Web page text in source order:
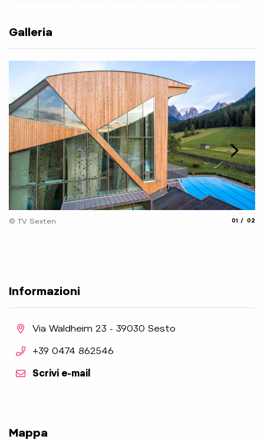
Galleria
© TV Sexten 01 02
Informazioni
aria.location:
Via Waldheim 23 - 39030 Sesto
aria.phone:
+39 0474 862546
Scrivi e-mail
Mappa